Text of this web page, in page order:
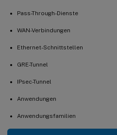
Pass-Through-Dienste
WAN-Verbindungen
Ethernet-Schnittstellen
GRE-Tunnel
IPsec-Tunnel
Anwendungen
Anwendungsfamilien